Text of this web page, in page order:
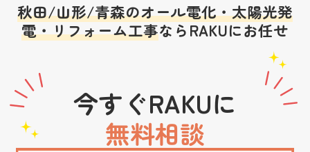
秋田/山形/青森のオール電化・太陽光発
電・リフォーム工事ならRAKUにお任せ
今すぐRAKUに
無料相談